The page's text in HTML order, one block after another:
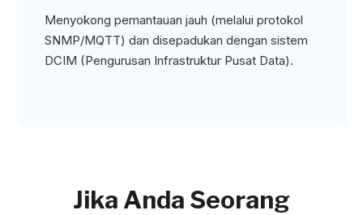
Menyokong pemantauan jauh (melalui protokol
SNMP/MQTT) dan disepadukan dengan sistem
DCIM (Pengurusan Infrastruktur Pusat Data).
Jika Anda Seorang